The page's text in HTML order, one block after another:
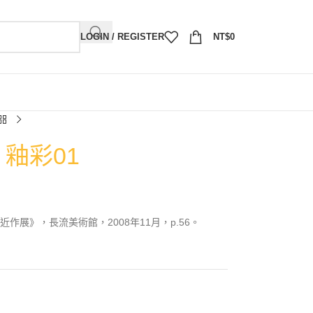
LOGIN / REGISTER NT$0
彩01
作展》，長流美術館，2008年11月，p.56。